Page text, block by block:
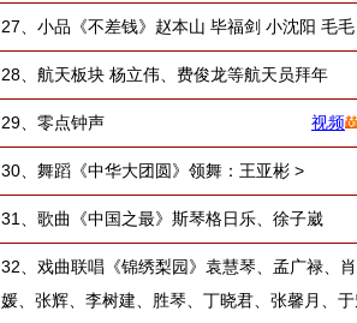
27、小品《不差钱》赵本山 毕福剑 小沈阳 毛毛
28、航天板块 杨立伟、费俊龙等航天员拜年
29、零点钟声 视频
30、舞蹈《中华大团圆》领舞：王亚彬 >
31、歌曲《中国之最》斯琴格日乐、徐子崴
32、戏曲联唱《锦绣梨园》袁慧琴、孟广禄、
媛、张辉、李树建、胜琴、丁晓君、张馨月、